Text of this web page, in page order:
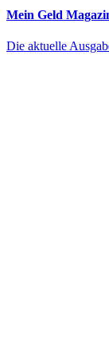
Mein Geld
Die aktuelle